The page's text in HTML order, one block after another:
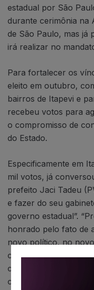
estadual por São
durante cerimônia na
de São Paulo, mas já
irá realizar no
Para fortalecer os
eleito em outubro,
bairros de Itapevi e
recebeu votos para
o compromisso de
do Estado.
Especificamente em
mil votos, já
prefeito Jaci Tadeu
e fazer do seu
governo estadual”.
honrado pelo fato de
novo político, no
com o prefeito
contribuir com o
compromisso com a